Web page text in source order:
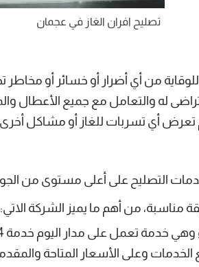
تصليح افران الغاز في عجمان
للوقاية من أي أضرار أو خسائر أو
له والتعامل مع جميع
أي تسربات للغاز أو مشاكل أخرى
التصليح على أعلى مستوى من
من أهم ما يميز الشركة الاتي:
خدمة 24 ساعة مقدمة إلى جميع العملاء في كل الأوقات.
وعلى الأسعار المتاحة